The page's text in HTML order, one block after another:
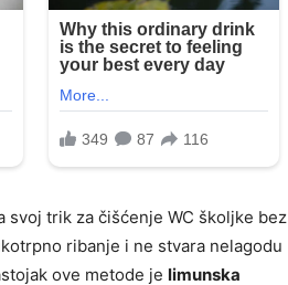
svoj trik za čišćenje WC školjke bez
ribanje i ne stvara nelagodu
ove metode je limunska